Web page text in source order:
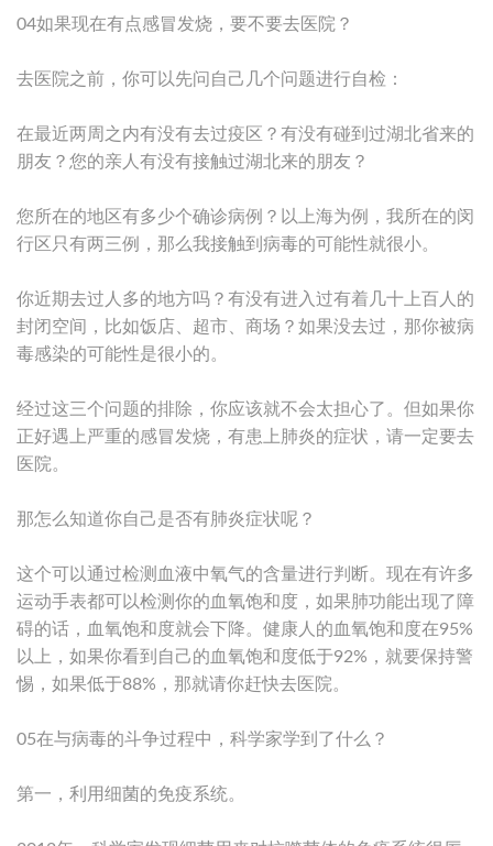
04如果现在有点感冒发烧，要不要去医院？
去医院之前，你可以先问自己几个问题进行自检：
在最近两周之内有没有去过疫区？有没有碰到过湖北省来的
朋友？您的亲人有没有接触过湖北来的朋友？
您所在的地区有多少个确诊病例？以上海为例，我所在的闵
行区只有两三例，那么我接触到病毒的可能性就很小。
你近期去过人多的地方吗？有没有进入过有着几十上百人的
封闭空间，比如饭店、超市、商场？如果没去过，那你被病
毒感染的可能性是很小的。
经过这三个问题的排除，你应该就不会太担心了。但如果你
正好遇上严重的感冒发烧，有患上肺炎的症状，请一定要去
医院。
那怎么知道你自己是否有肺炎症状呢？
这个可以通过检测血液中氧气的含量进行判断。现在有许多
运动手表都可以检测你的血氧饱和度，如果肺功能出现了障
碍的话，血氧饱和度就会下降。健康人的血氧饱和度在95%
以上，如果你看到自己的血氧饱和度低于92%，就要保持警
惕，如果低于88%，那就请你赶快去医院。
05在与病毒的斗争过程中，科学家学到了什么？
第一，利用细菌的免疫系统。